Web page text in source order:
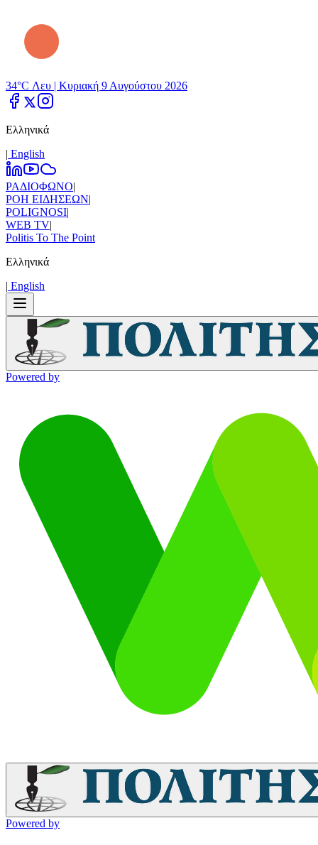
34°C Λευ | Κυριακή 9 Αυγούστου 2026
Ελληνικά
| Εnglish
ΡΑΔΙΟΦΩΝΟ|
ΡΟΗ ΕΙΔΗΣΕΩΝ|
POLIGNOSI|
WEB TV|
Politis To The Point
Ελληνικά
| Εnglish
Powered by
Powered by